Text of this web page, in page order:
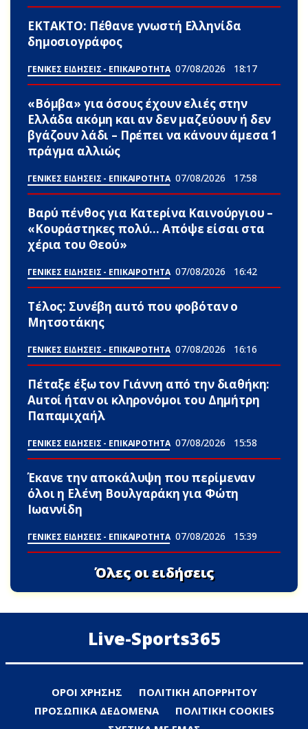
ΕΚΤΑΚΤΟ: Πέθανε γνωστή Ελληνίδα
δημοσιογράφος
ΓΕΝΙΚΕΣ ΕΙΔΗΣΕΙΣ - ΕΠΙΚΑΙΡΟΤΗΤΑ 07/08/2026 18:17
«Βόμβα» για όσους έχουν ελιές στην
Ελλάδα ακόμη και αν δεν μαζεύουν ή δεν
βγάζουν λάδι – Πρέπει να κάνουν άμεσα 1
πράγμα αλλιώς
ΓΕΝΙΚΕΣ ΕΙΔΗΣΕΙΣ - ΕΠΙΚΑΙΡΟΤΗΤΑ 07/08/2026 17:58
Βαρύ πένθος για Κατερίνα Καινούργιου –
«Κουράστηκες πολύ… Απόψε είσαι στα
χέρια του Θεού»
ΓΕΝΙΚΕΣ ΕΙΔΗΣΕΙΣ - ΕΠΙΚΑΙΡΟΤΗΤΑ 07/08/2026 16:42
Τέλος: Συνέβη αuτό που φοβόταν ο
Μητσοτάκης
ΓΕΝΙΚΕΣ ΕΙΔΗΣΕΙΣ - ΕΠΙΚΑΙΡΟΤΗΤΑ 07/08/2026 16:16
Πέταξε έξω τον Γιάννη από την διαθήκη:
Αuτοί ήταν οι κληρονόμοι του Δημήτρη
Παπαμιχαήλ
ΓΕΝΙΚΕΣ ΕΙΔΗΣΕΙΣ - ΕΠΙΚΑΙΡΟΤΗΤΑ 07/08/2026 15:58
Έκανε την αποκάλυψη που περίμεναν
όλοι η Ελένη Βουλγαράκη για Φώτη
Ιωαννίδη
ΓΕΝΙΚΕΣ ΕΙΔΗΣΕΙΣ - ΕΠΙΚΑΙΡΟΤΗΤΑ 07/08/2026 15:39
Όλες οι ειδήσεις
Live-Sports365
ΟΡΟΙ ΧΡΗΣΗΣ
ΠΟΛΙΤΙΚΗ ΑΠΟΡΡΗΤΟΥ
ΠΡΟΣΩΠΙΚΑ ΔΕΔΟΜΕΝΑ
ΠΟΛΙΤΙΚΗ COOKIES